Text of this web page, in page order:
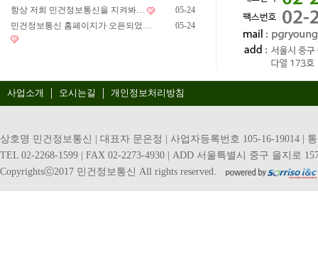
항상 저희 민건정보통신을 지켜봐…
05-24
민건정보통신 홈페이지가 오픈되었…
05-24
사업소개 오시는길 개인정보처리방침
상호명 민건정보통신 | 대표자 문은정 | 사업자등록번호 105-16-19014 |
TEL 02-2268-1599 | FAX 02-2273-4930 | ADD 서울특별시 중구 을지로
Copyrightsⓒ2017 민건정보통신 All rights reserved.